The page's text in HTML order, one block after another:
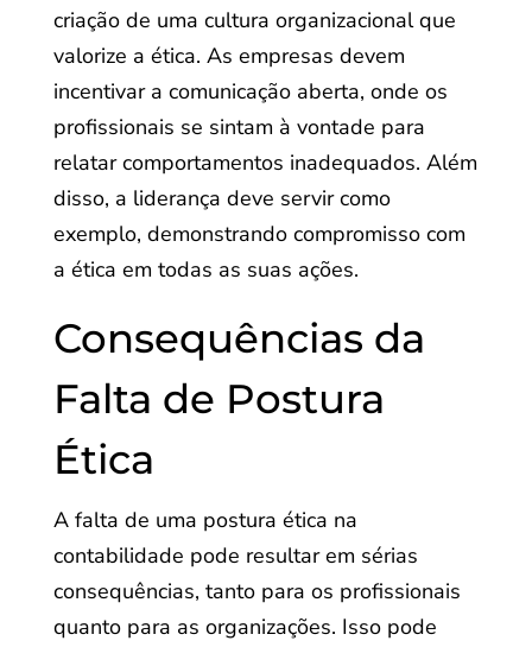
criação de uma cultura organizacional que
valorize a ética. As empresas devem
incentivar a comunicação aberta, onde os
profissionais se sintam à vontade para
relatar comportamentos inadequados. Além
disso, a liderança deve servir como
exemplo, demonstrando compromisso com
a ética em todas as suas ações.
Consequências da
Falta de Postura
Ética
A falta de uma postura ética na
contabilidade pode resultar em sérias
consequências, tanto para os profissionais
quanto para as organizações. Isso pode